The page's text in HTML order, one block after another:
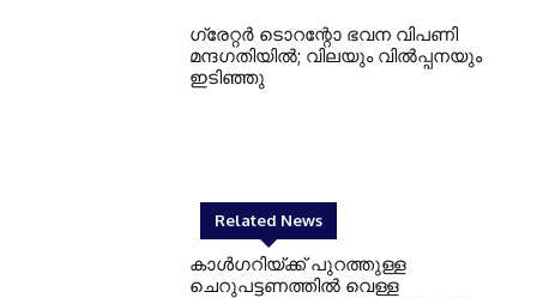
ഗ്രേറ്റര്‍ ടൊറന്റോ ഭവന വിപണി
മന്ദഗതിയില്‍; വിലയും വില്‍പ്പനയും
ഇടിഞ്ഞു
Related News
കാൾഗറിയ്ക്ക് പുറത്തുള്ള
ചെറുപട്ടണത്തിൽ വെള്ള